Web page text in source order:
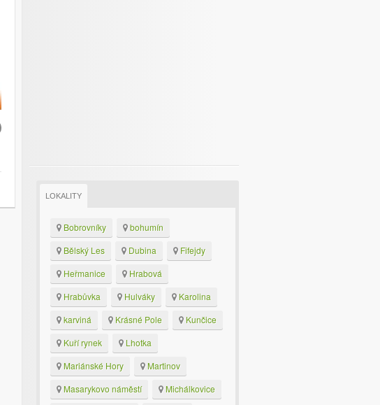
LOKALITY
Bobrovníky
bohumín
Bělský Les
Dubina
Fifejdy
Heřmanice
Hrabová
Hrabůvka
Hulváky
Karolina
karviná
Krásné Pole
Kunčice
Kuří rynek
Lhotka
Mariánské Hory
Martinov
Masarykovo náměstí
Michálkovice